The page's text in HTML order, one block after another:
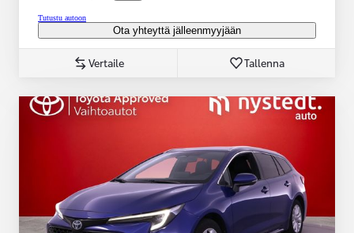
Tutustu autoon
Ota yhteyttä jälleenmyyjään
Vertaile Tallenna